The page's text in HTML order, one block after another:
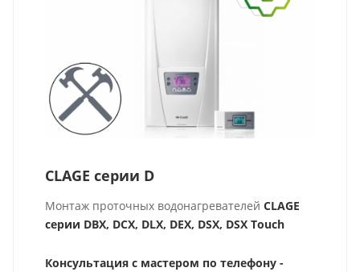
CLAGE серии D
Монтаж проточных водонагревателей CLAGE
серии DBX, DCX, DLX, DEX, DSX, DSX Touch
Консультация с мастером по телефону -